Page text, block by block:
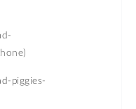
piggies-